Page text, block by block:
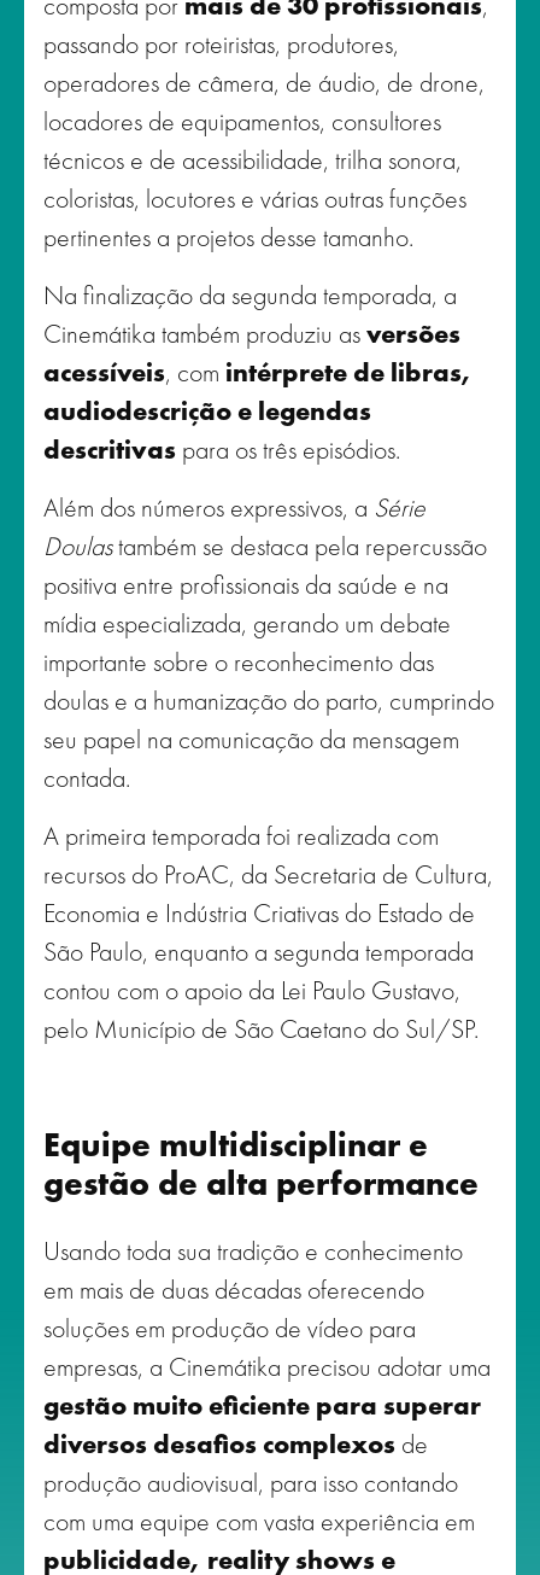
passando por roteiristas, produtores,
operadores de câmera, de áudio, de drone,
locadores de equipamentos, consultores
técnicos e de acessibilidade, trilha sonora,
coloristas, locutores e várias outras funções
pertinentes a projetos desse tamanho.
Na finalização da segunda temporada, a
Cinemátika também produziu asversões
acessíveis, com intérprete de libras,
audiodescrição e legendas
descritivas para os três episódios.
Além dos números expressivos, a Série
Doulastambém se destaca pela repercussão
positiva entre profissionais da saúde e na
mídia especializada, gerando um debate
importante sobre o reconhecimento das
doulas e a humanização do parto, cumprindo
seu papel na comunicação da mensagem
contada.
A primeira temporada foi realizada com
recursos do ProAC, da Secretaria de Cultura,
Economia e Indústria Criativas do Estado de
São Paulo, enquanto a segunda temporada
contou com o apoio da Lei Paulo Gustavo,
pelo Município de São Caetano do Sul/SP.
Equipe multidisciplinar e
gestão de alta performance
Usando toda sua tradição e conhecimento
em mais de duas décadas oferecendo
soluções em produção de vídeo para
empresas, a Cinemátika precisou adotar uma
gestão muito eficiente para superar
diversos desafios complexos de
produção audiovisual, para isso contando
com uma equipe com vasta experiência em
publicidade, reality shows e